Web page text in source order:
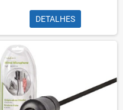
DETALHES